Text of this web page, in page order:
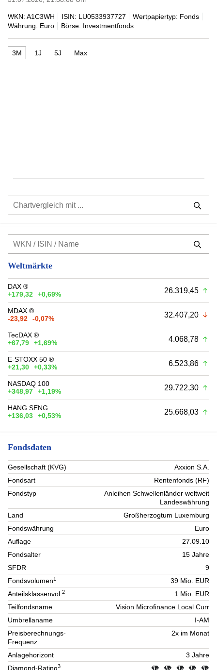
WKN: A1C3WH ISIN: LU0533937727
Wertpapiertyp: Fonds
Währung: Euro
Börse: Investmentfonds
3M 1J 5J Max
Weltmärkte
DAX ®
+179,32
+0,69% 26.319,45
MDAX ®
-23,92
-0,07% 32.407,20
TecDAX ®
+67,79
+1,69% 4.068,78
E-STOXX 50 ®
+21,30
+0,33% 6.523,86
NASDAQ 100
+348,97
+1,19% 29.722,30
HANG SENG
+136,03
+0,53% 25.668,03
Fondsdaten
Gesellschaft (KVG)
Axxion S.A.
Fondsart
Rentenfonds (RF)
Fondstyp
Anleihen Schwellenländer weltweit
Landeswährung
Land
Großherzogtum Luxemburg
Fondswährung
Euro
Auflage
27.09.10
Fondsalter
15 Jahre
SFDR
9
Fondsvolumen1
39 Mio. EUR
Anteilsklassenvol.2
1 Mio. EUR
Teilfondsname
Vision Microfinance Local Curr
Umbrellaname
I-AM
Preisberechnungs-
Frequenz
2x im Monat
Anlagehorizont
3 Jahre
Diamond-Rating3